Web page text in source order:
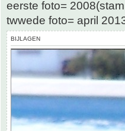
eerste foto=
twwede foto= april
BIJLAGEN